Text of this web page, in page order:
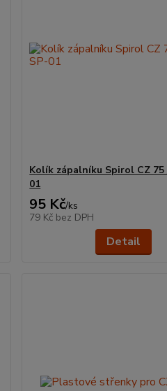
Kolík zápalníku Spirol CZ 75
01
95 Kč/ks
79 Kč bez DPH
Detail